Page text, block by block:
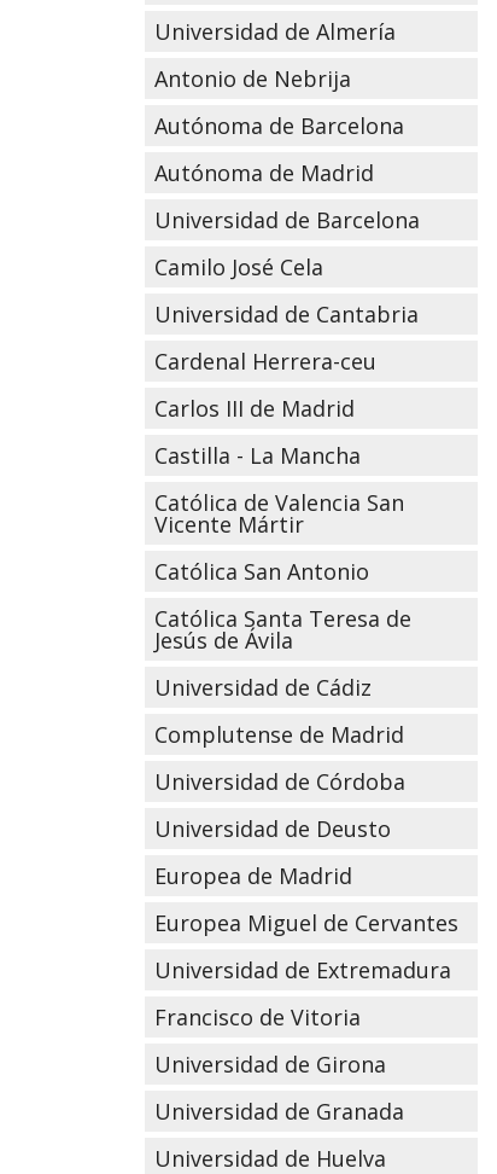
Universidad de Almería
Antonio de Nebrija
Autónoma de Barcelona
Autónoma de Madrid
Universidad de Barcelona
Camilo José Cela
Universidad de Cantabria
Cardenal Herrera-ceu
Carlos III de Madrid
Castilla - La Mancha
Católica de Valencia San
Vicente Mártir
Católica San Antonio
Católica Santa Teresa de
Jesús de Ávila
Universidad de Cádiz
Complutense de Madrid
Universidad de Córdoba
Universidad de Deusto
Europea de Madrid
Europea Miguel de Cervantes
Universidad de Extremadura
Francisco de Vitoria
Universidad de Girona
Universidad de Granada
Universidad de Huelva